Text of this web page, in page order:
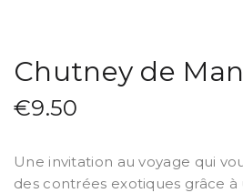
Chutney de
€9.50
Une invitation au voyage qui
des contrées exotiques grâce à